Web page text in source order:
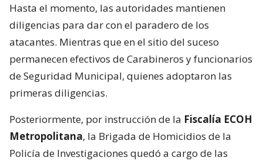
Hasta el momento, las autoridades mantienen
diligencias para dar con el paradero de los
atacantes. Mientras que en el sitio del suceso
permanecen efectivos de Carabineros y funcionarios
de Seguridad Municipal, quienes adoptaron las
primeras diligencias.
Posteriormente, por instrucción de la Fiscalía ECOH
Metropolitana, la Brigada de Homicidios de la
Policía de Investigaciones quedó a cargo de las